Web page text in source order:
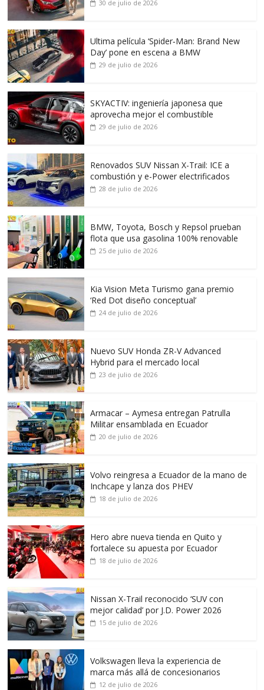
30 de julio de 2026
Ultima película ‘Spider‑Man: Brand New
Day’ pone en escena a BMW
29 de julio de 2026
SKYACTIV: ingeniería japonesa que
aprovecha mejor el combustible
29 de julio de 2026
Renovados SUV Nissan X-Trail: ICE a
combustión y e-Power electrificados
28 de julio de 2026
BMW, Toyota, Bosch y Repsol prueban
flota que usa gasolina 100% renovable
25 de julio de 2026
Kia Vision Meta Turismo gana premio
‘Red Dot diseño conceptual’
24 de julio de 2026
Nuevo SUV Honda ZR-V Advanced
Hybrid para el mercado local
23 de julio de 2026
Armacar – Aymesa entregan Patrulla
Militar ensamblada en Ecuador
20 de julio de 2026
Volvo reingresa a Ecuador de la mano de
Inchcape y lanza dos PHEV
18 de julio de 2026
Hero abre nueva tienda en Quito y
fortalece su apuesta por Ecuador
18 de julio de 2026
Nissan X-Trail reconocido ‘SUV con
mejor calidad’ por J.D. Power 2026
15 de julio de 2026
Volkswagen lleva la experiencia de
marca más allá de concesionarios
12 de julio de 2026